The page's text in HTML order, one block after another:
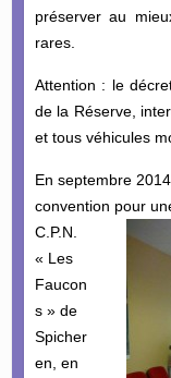
préserver au
rares.
Attention : le
de la Réserve,
et tous véhicules
En septembre
convention pour
C.P.N.
« Les
Faucon
s » de
Spicher
en, en